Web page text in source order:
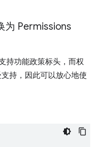
为 Permissions
持功能政策标头，而权
持，因此可以放心地使